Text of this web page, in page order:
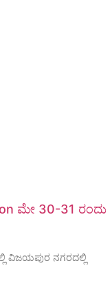
ಮೇ 30-31 ರಂದು
ವಿಜಯಪುರ ನಗರದಲ್ಲಿ